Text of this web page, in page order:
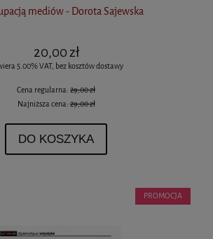
mediów - Dorota Sajewska
20,00 zł
5.00% VAT, bez kosztów dostawy
Cena regularna: 29,00 zł
Najniższa cena:29,00 zł
DO KOSZYKA
PROMOCJA